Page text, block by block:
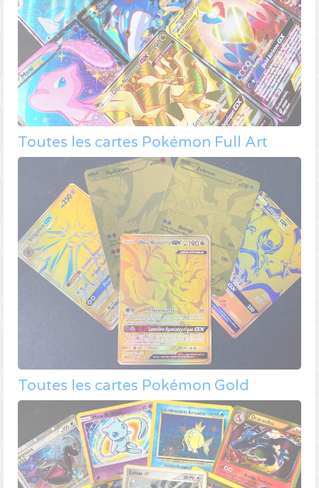
Toutes les cartes Pokémon Full Art
Toutes les cartes Pokémon Gold